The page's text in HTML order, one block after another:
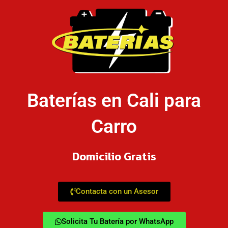
Baterías en Cali para
Carro
Domicilio Gratis
Contacta con un Asesor
Solicita Tu Batería por WhatsApp